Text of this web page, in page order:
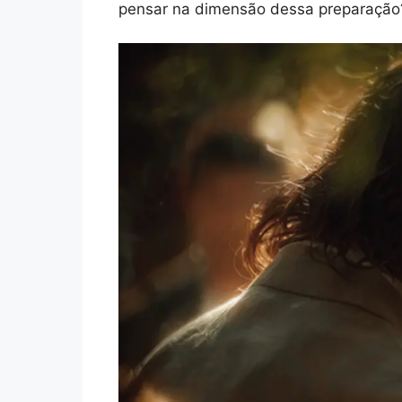
pensar na dimensão dessa